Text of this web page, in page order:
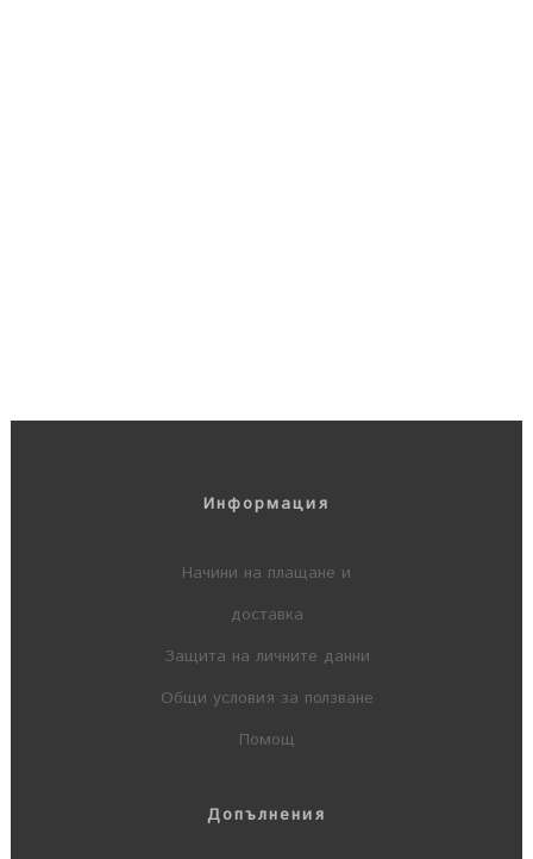
Информация
Начини на плащане и
доставка
Защита на личните данни
Общи условия за ползване
Помощ
Допълнения